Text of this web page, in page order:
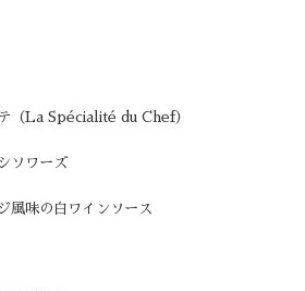
（La Spécialité du Chef）
ソワーズ
風味の白ワインソース